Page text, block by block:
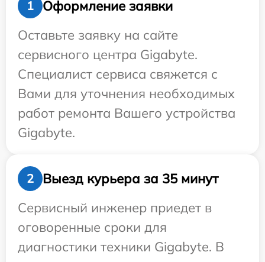
1
Оформление заявки
Оставьте заявку на сайте
сервисного центра Gigabyte.
Специалист сервиса свяжется с
Вами для уточнения необходимых
работ ремонта Вашего устройства
Gigabyte.
2
Выезд курьера за 35 минут
Сервисный инженер приедет в
оговоренные сроки для
диагностики техники Gigabyte. В